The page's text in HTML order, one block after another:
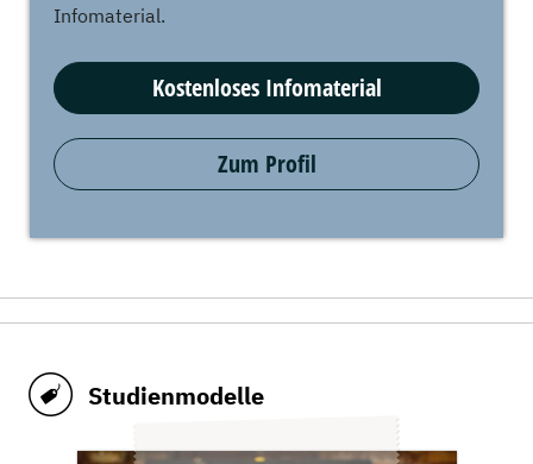
Infomaterial.
Kostenloses Infomaterial
Zum Profil
Studienmodelle